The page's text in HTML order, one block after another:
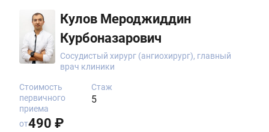
Кулов Мероджиддин
Курбоназарович
Сосудистый хирург (ангиохирург), главный
врач клиники
Стаж
5
Стоимость
первичного
приема
от490 ₽